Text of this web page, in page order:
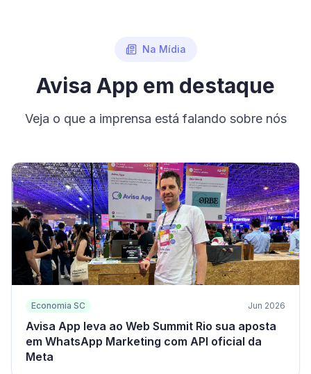
Na Mídia
Avisa App em destaque
Veja o que a imprensa está falando sobre nós
Economia SC Jun 2026
Avisa App leva ao Web Summit Rio sua aposta
em WhatsApp Marketing com API oficial da
Meta